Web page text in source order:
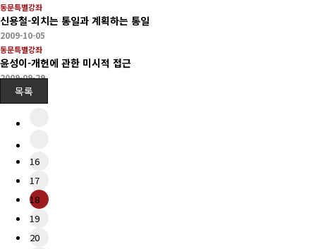
동문특별강좌
신용철-외치는 통일과 계획하는 통일
2009-10-05
동문특별강좌
윤성이-개헌에 관한 미시적 접근
2009-09-29
목록
16
17
18
19
20